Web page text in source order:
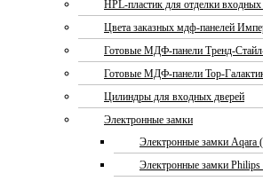
HPL-пластик для отделки
Цвета заказных мдф-панелей
Готовые МДФ-панели Тренд-
Готовые МДФ-панели Тор-
Цилиндры для входных дверей
Электронные замки
Электронные замки Aqara
Электронные замки